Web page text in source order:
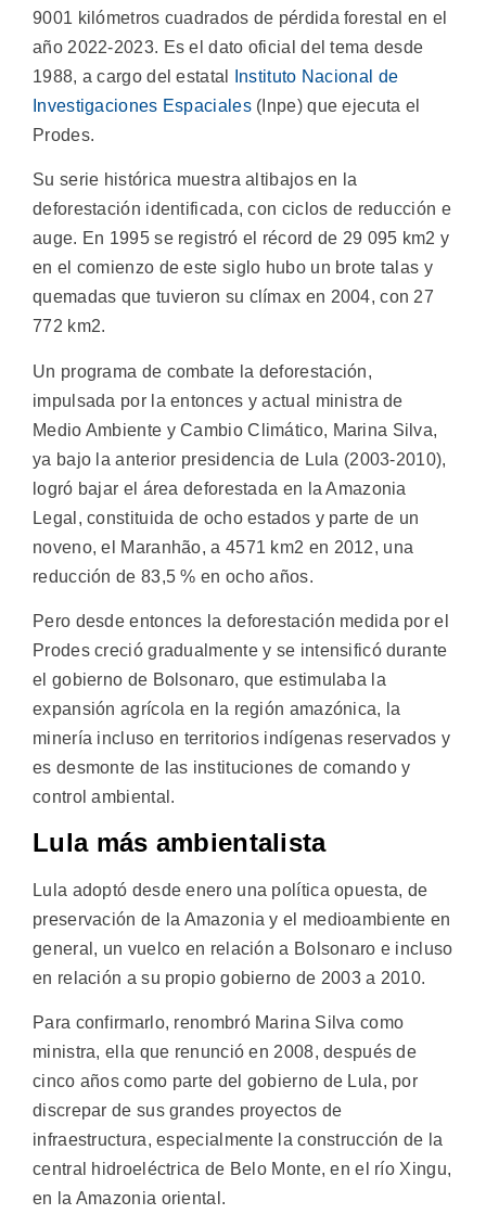
9001 kilómetros cuadrados de pérdida forestal en el
año 2022-2023. Es el dato oficial del tema desde
1988, a cargo del estatal
Instituto Nacional de
Investigaciones Espaciales(Inpe) que ejecuta el
Prodes.
Su serie histórica muestra altibajos en la
deforestación identificada, con ciclos de reducción e
auge. En 1995 se registró el récord de 29 095 km2 y
en el comienzo de este siglo hubo un brote talas y
quemadas que tuvieron su clímax en 2004, con 27
772 km2.
Un programa de combate la deforestación,
impulsada por la entonces y actual ministra de
Medio Ambiente y Cambio Climático, Marina Silva,
ya bajo la anterior presidencia de Lula (2003-2010),
logró bajar el área deforestada en la Amazonia
Legal, constituida de ocho estados y parte de un
noveno, el Maranhão, a 4571 km2 en 2012, una
reducción de 83,5 % en ocho años.
Pero desde entonces la deforestación medida por el
Prodes creció gradualmente y se intensificó durante
el gobierno de Bolsonaro, que estimulaba la
expansión agrícola en la región amazónica, la
minería incluso en territorios indígenas reservados y
es desmonte de las instituciones de comando y
control ambiental.
Lula más ambientalista
Lula adoptó desde enero una política opuesta, de
preservación de la Amazonia y el medioambiente en
general, un vuelco en relación a Bolsonaro e incluso
en relación a su propio gobierno de 2003 a 2010.
Para confirmarlo, renombró Marina Silva como
ministra, ella que renunció en 2008, después de
cinco años como parte del gobierno de Lula, por
discrepar de sus grandes proyectos de
infraestructura, especialmente la construcción de la
central hidroeléctrica de Belo Monte, en el río Xingu,
en la Amazonia oriental.